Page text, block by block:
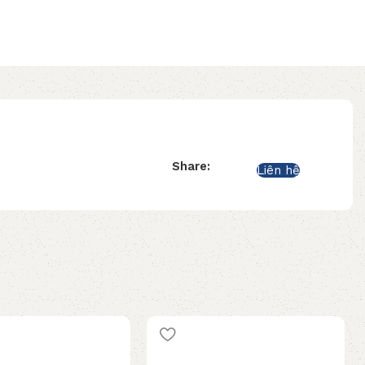
Share: Liên hệ